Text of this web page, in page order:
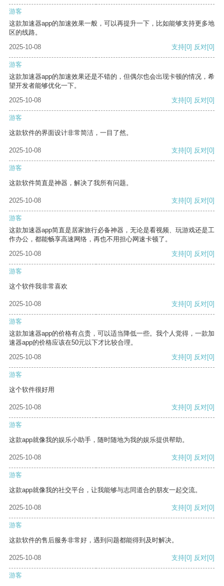
游客
这款加速器app的加速效果一般，可以再提升一下，比如能够支持更多地
区的线路。
2025-10-08
支持[0] 反对[0]
游客
这款加速器app的加速效果还是不错的，但偶尔也会出现卡顿的情况，希
望开发者能够优化一下。
2025-10-08
支持[0] 反对[0]
游客
这款软件的界面设计非常简洁，一目了然。
2025-10-08 支持[0] 反对[0]
游客
这款软件简直是神器，解决了我所有问题。
2025-10-08 支持[0] 反对[0]
游客
这款加速器app简直是居家旅行必备神器，无论是看视频、玩游戏还是工
作办公，都能畅享高速网络，再也不用担心网速卡顿了。
2025-10-08
支持[0] 反对[0]
游客
这个软件我非常喜欢
2025-10-08 支持[0] 反对[0]
游客
这款加速器app的价格有点贵，可以适当降低一些。我个人觉得，一款加
速器app的价格应该在50元以下才比较合理。
2025-10-08
支持[0] 反对[0]
游客
这个软件很好用
2025-10-08 支持[0] 反对[0]
游客
这款app就像我的娱乐小助手，随时随地为我的娱乐提供帮助。
2025-10-08 支持[0] 反对[0]
游客
这款app就像我的社交平台，让我能够与志同道合的朋友一起交流。
2025-10-08 支持[0] 反对[0]
游客
这款软件的售后服务非常好，遇到问题都能得到及时解决。
2025-10-08 支持[0] 反对[0]
游客